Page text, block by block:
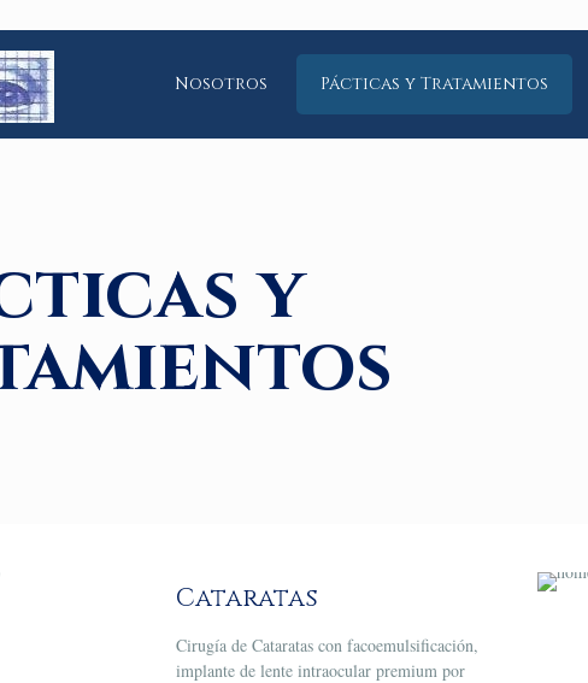
Nosotros Pácticas y Tratamientos
y
Cataratas
Cirugía de Cataratas con facoemulsificación,
implante de lente intraocular premium por